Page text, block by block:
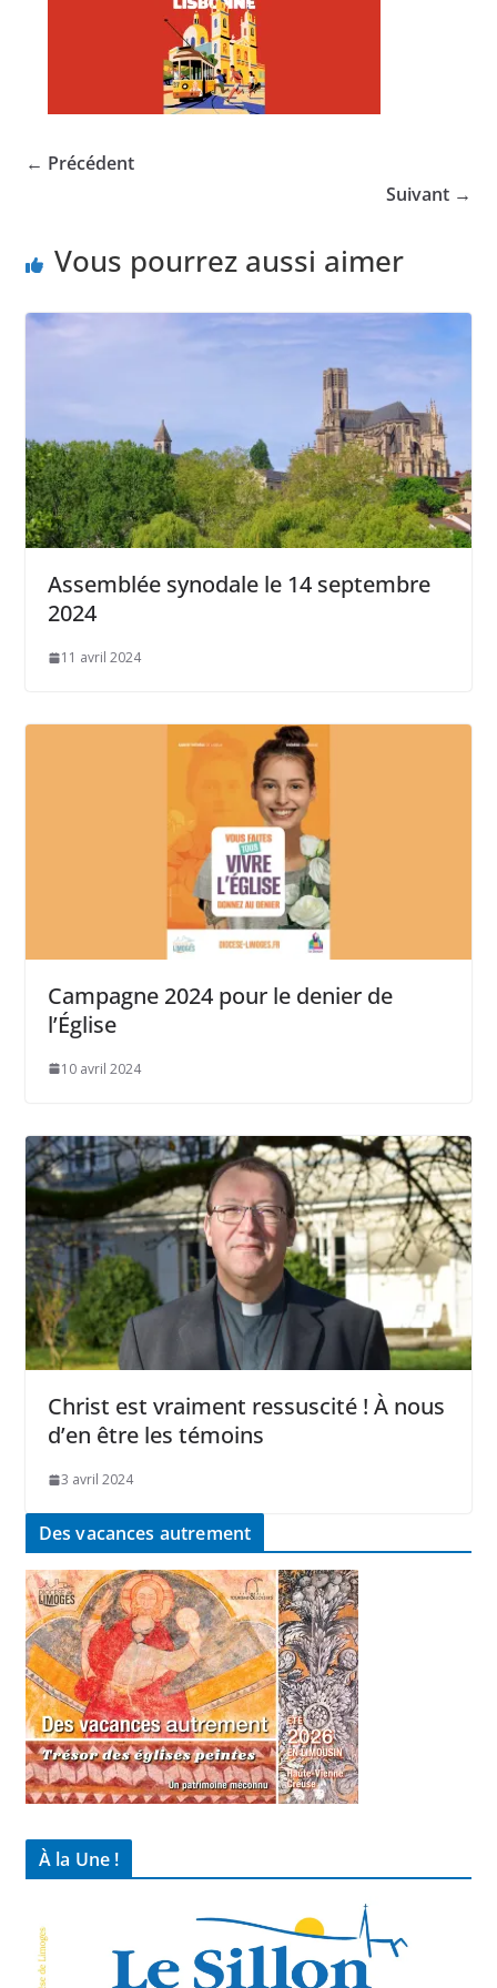
← Précédent
Suivant →
Vous pourrez aussi aimer
Assemblée synodale le 14 septembre
2024
11 avril 2024
Campagne 2024 pour le denier de
l’Église
10 avril 2024
Christ est vraiment ressuscité ! À nous
d’en être les témoins
3 avril 2024
Des vacances autrement
À la Une !